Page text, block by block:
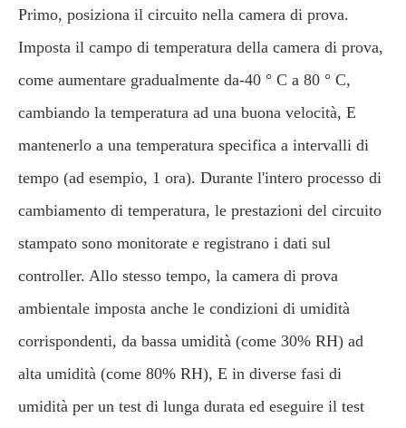
Primo, posiziona il circuito nella camera di prova.
Imposta il campo di temperatura della camera di prova,
come aumentare gradualmente da-40 ° C a 80 ° C,
cambiando la temperatura ad una buona velocità, E
mantenerlo a una temperatura specifica a intervalli di
tempo (ad esempio, 1 ora). Durante l'intero processo di
cambiamento di temperatura, le prestazioni del circuito
stampato sono monitorate e registrano i dati sul
controller. Allo stesso tempo, la camera di prova
ambientale imposta anche le condizioni di umidità
corrispondenti, da bassa umidità (come 30% RH) ad
alta umidità (come 80% RH), E in diverse fasi di
umidità per un test di lunga durata ed eseguire il test